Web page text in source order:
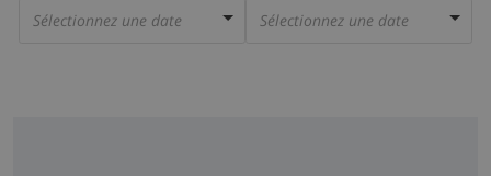
Sélectionnez une date Sélectionnez une date